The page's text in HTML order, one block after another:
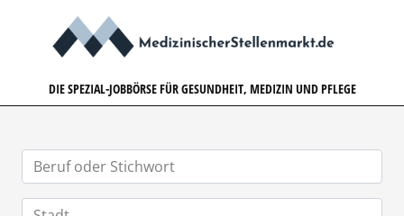
DIE SPEZIAL-JOBBÖRSE FÜR GESUNDHEIT, MEDIZIN UND PFLEGE